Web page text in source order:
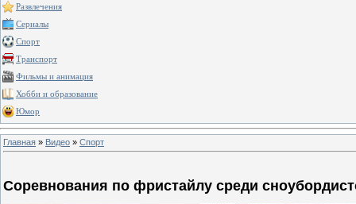
Развлечения
Сериалы
Спорт
Транспорт
Фильмы и анимация
Хобби и образование
Юмор
Главная » Видео » Спорт
Соревнования по фристайлу среди